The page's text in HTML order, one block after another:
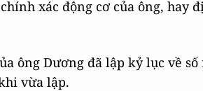
xác động cơ của ông, hay
ông Dương đã lập kỷ lục về
vừa lập.